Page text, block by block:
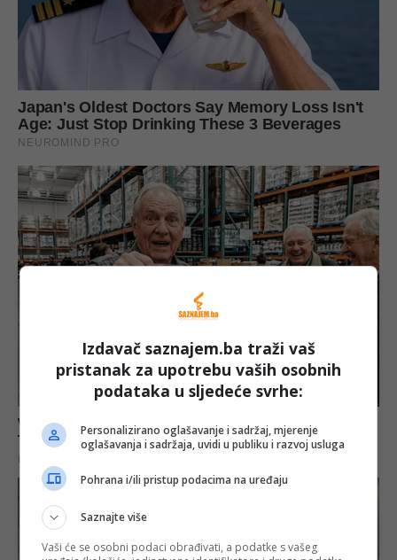
Izdavač saznajem.ba traži vaš
pristanak za upotrebu vaših osobnih
podataka u sljedeće svrhe:
Personalizirano oglašavanje i sadržaj, mjerenje
oglašavanja i sadržaja, uvidi u publiku i razvoj usluga
Pohrana i/ili pristup podacima na uređaju
Saznajte više
Vaši će se osobni podaci obrađivati, a podatke s vašeg